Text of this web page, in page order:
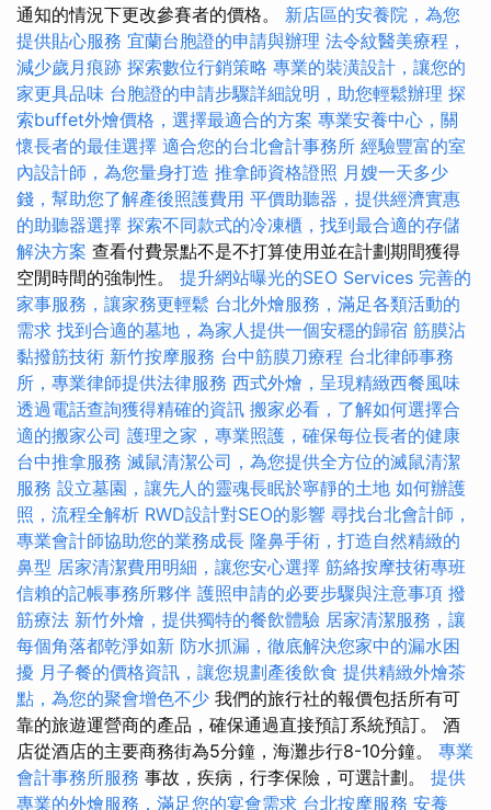
通知的情況下更改參賽者的價格。 新店區的安養院，為您
提供貼心服務 宜蘭台胞證的申請與辦理 法令紋醫美療程，
減少歲月痕跡 探索數位行銷策略 專業的裝潢設計，讓您的
家更具品味 台胞證的申請步驟詳細說明，助您輕鬆辦理 探
索buffet外燴價格，選擇最適合的方案 專業安養中心，關
懷長者的最佳選擇 適合您的台北會計事務所 經驗豐富的室
內設計師，為您量身打造 推拿師資格證照 月嫂一天多少
錢，幫助您了解產後照護費用 平價助聽器，提供經濟實惠
的助聽器選擇 探索不同款式的冷凍櫃，找到最合適的存儲
解決方案 查看付費景點不是不打算使用並在計劃期間獲得
空閒時間的強制性。 提升網站曝光的SEO Services 完善的
家事服務，讓家務更輕鬆 台北外燴服務，滿足各類活動的
需求 找到合適的墓地，為家人提供一個安穩的歸宿 筋膜沾
黏撥筋技術 新竹按摩服務 台中筋膜刀療程 台北律師事務
所，專業律師提供法律服務 西式外燴，呈現精緻西餐風味
透過電話查詢獲得精確的資訊 搬家必看，了解如何選擇合
適的搬家公司 護理之家，專業照護，確保每位長者的健康
台中推拿服務 滅鼠清潔公司，為您提供全方位的滅鼠清潔
服務 設立墓園，讓先人的靈魂長眠於寧靜的土地 如何辦護
照，流程全解析 RWD設計對SEO的影響 尋找台北會計師，
專業會計師協助您的業務成長 隆鼻手術，打造自然精緻的
鼻型 居家清潔費用明細，讓您安心選擇 筋絡按摩技術專班
信賴的記帳事務所夥伴 護照申請的必要步驟與注意事項 撥
筋療法 新竹外燴，提供獨特的餐飲體驗 居家清潔服務，讓
每個角落都乾淨如新 防水抓漏，徹底解決您家中的漏水困
擾 月子餐的價格資訊，讓您規劃產後飲食 提供精緻外燴茶
點，為您的聚會增色不少 我們的旅行社的報價包括所有可
靠的旅遊運營商的產品，確保通過直接預訂系統預訂。 酒
店從酒店的主要商務街為5分鐘，海灘步行8-10分鐘。 專業
會計事務所服務 事故，疾病，行李保險，可選計劃。 提供
專業的外燴服務，滿足您的宴會需求 台北按摩服務 安養